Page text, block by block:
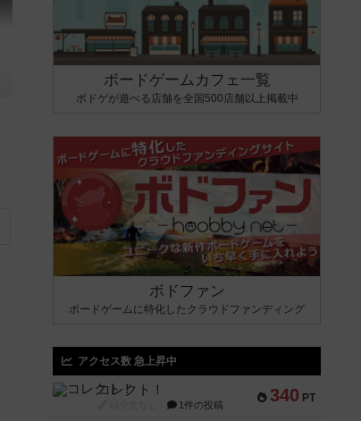
ボードゲームカフェ一覧
ボドゲが遊べる店舗を全国500店舗以上掲載中
ボドファン
ボードゲームに特化したクラウドファンディング
アクセス数 急上昇中
340 PT
コレクト！
1件の投稿